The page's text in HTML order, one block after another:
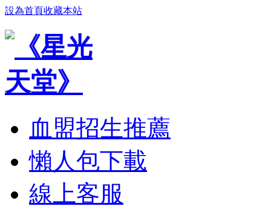
設為首頁收藏本站
血盟招生推薦
懶人包下載
線上客服